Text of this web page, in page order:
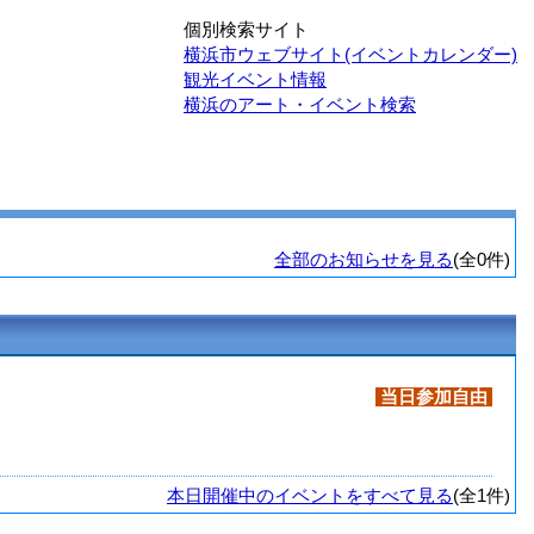
個別検索サイト
横浜市ウェブサイト(イベントカレンダー)
観光イベント情報
横浜のアート・イベント検索
全部のお知らせを見る(全0件)
当日参加自由
本日開催中のイベントをすべて見る(全1件)